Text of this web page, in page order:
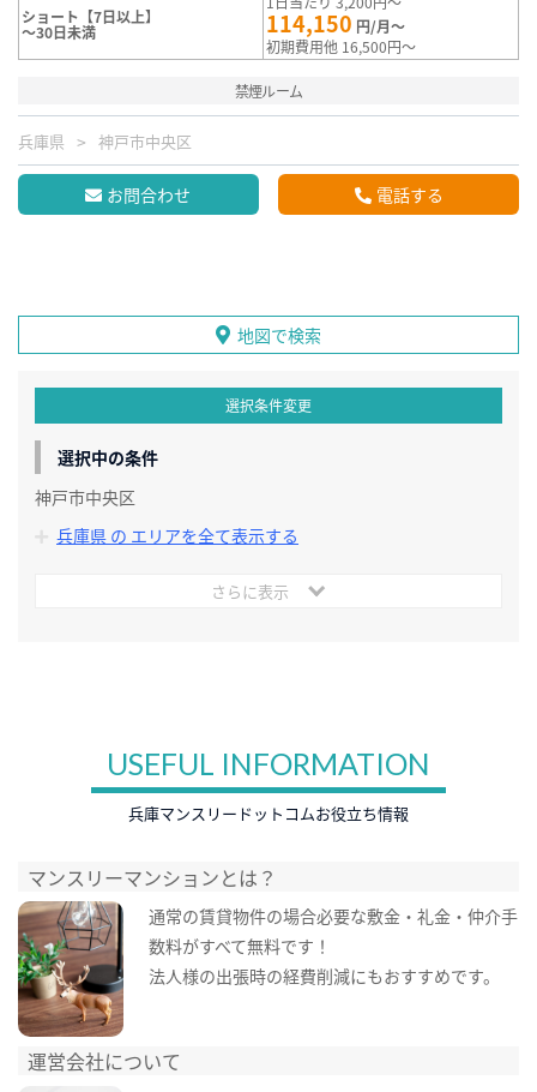
ショート【7日以上】
～30日未満 114,150 円/月～
初期費用他 16,500円～
禁煙ルーム
兵庫県 神戸市中央区
お問合わせ 電話する
地図で検索
選択条件変更
選択中の条件
神戸市中央区
兵庫県 の エリアを全て表示する
さらに表示
USEFUL INFORMATION
兵庫マンスリードットコムお役立ち情報
マンスリーマンションとは？
通常の賃貸物件の場合必要な敷金・礼金・仲介手
数料がすべて無料です！
法人様の出張時の経費削減にもおすすめです。
運営会社について